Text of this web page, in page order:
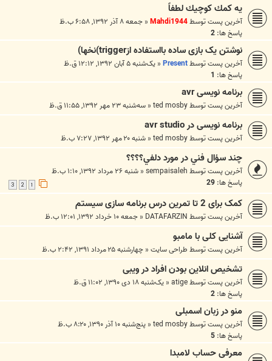
يه كمك كوچيك لطفاً
آخرین پست توسطMahdi1944
« جمعه ۸ آذر ۱۳۹۲, ۶:۵۸ ب.ظ
پاسخ ها: 2
نوشتن یک بازی ساده بااستفاده ازtrigger)نخها)
آخرین پست توسطPresent
« یک‌شنبه ۵ آبان ۱۳۹۲, ۱۲:۱۲ ق.ظ
پاسخ ها: 1
برنامه نویسی avr
آخرین پست توسطted mosby
« سه‌شنبه ۲۳ مهر ۱۳۹۲, ۱۱:۵۵ ق.ظ
برنامه نویسی در avr studio
آخرین پست توسطted mosby
« شنبه ۲۰ مهر ۱۳۹۲, ۷:۲۷ ب.ظ
چند سؤال فني در مورد دلفي؟؟؟؟
آخرین پست توسطsempaisaleh
« شنبه ۲۶ مرداد ۱۳۹۲, ۱:۱۰ ب.ظ
پاسخ ها: 29
3
کمک برای 2 تا تمرین درس برنامه سازی سیستم
آخرین پست توسطDATAFARZIN
« جمعه ۱۰ خرداد ۱۳۹۲, ۱۲:۰۱ ب.ظ
آشنایی کلی با مامبو
آخرین پست توسططراحی سایت« چهارشنبه ۲۵ مرداد ۱۳۹۱, ۲:۴۲ ب.ظ
تشخیص انلاین بودن افراد در ویبی
آخرین پست توسطatige
« یک‌شنبه ۱۸ دی ۱۳۹۰, ۱۱:۰۲ ق.ظ
پاسخ ها: 2
منو در زبان اسمبلی
آخرین پست توسطted mosby
« پنج‌شنبه ۱۰ آذر ۱۳۹۰, ۸:۲۰ ب.ظ
پاسخ ها: 5
معرفی حساب لامبدا